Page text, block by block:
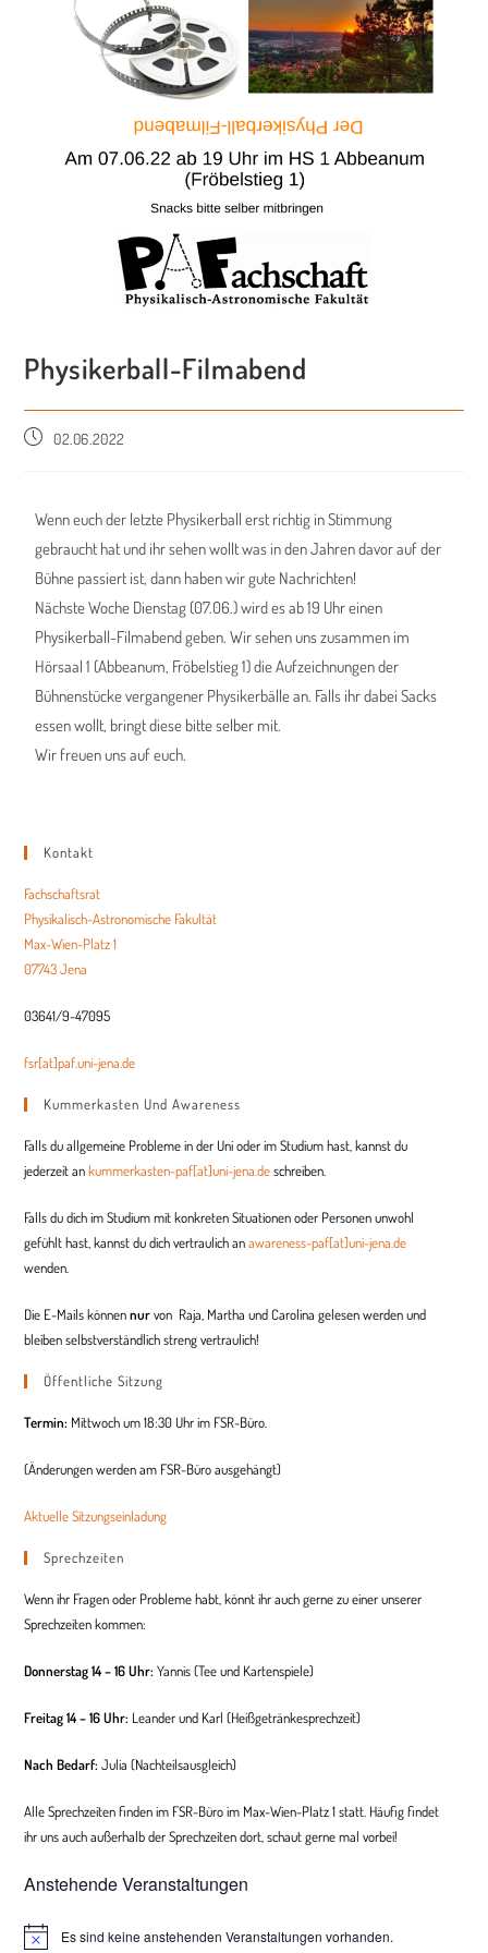
Physikerball-Filmabend
02.06.2022
Wenn euch der letzte Physikerball erst richtig in Stimmung
gebraucht hat und ihr sehen wollt was in den Jahren davor auf der
Bühne passiert ist, dann haben wir gute Nachrichten!
Nächste Woche Dienstag (07.06.) wird es ab 19 Uhr einen
Physikerball-Filmabend geben. Wir sehen uns zusammen im
Hörsaal 1 (Abbeanum, Fröbelstieg 1) die Aufzeichnungen der
Bühnenstücke vergangener Physikerbälle an. Falls ihr dabei Sacks
essen wollt, bringt diese bitte selber mit.
Wir freuen uns auf euch.
Kontakt
Fachschaftsrat
Physikalisch-Astronomische Fakultät
Max-Wien-Platz 1
07743 Jena
03641/9-47095
fsr[at]paf.uni-jena.de
Kummerkasten Und Awareness
Falls du allgemeine Probleme in der Uni oder im Studium hast, kannst du
jederzeit ankummerkasten-paf[at]uni-jena.deschreiben.
Falls du dich im Studium mit konkreten Situationen oder Personen unwohl
gefühlt hast, kannst du dich vertraulich anawareness-paf[at]uni-jena.de
wenden.
Die E-Mails könnennurvon Raja, Martha undCarolina gelesen werden und
bleiben selbstverständlich streng vertraulich!
Öffentliche Sitzung
Termin: Mittwoch um 18:30 Uhr im FSR-Büro.
(Änderungen werden am FSR-Büro ausgehängt)
Aktuelle Sitzungseinladung
Sprechzeiten
Wenn ihr Fragen oder Probleme habt, könnt ihr auch gerne zu einer unserer
Sprechzeiten kommen:
Donnerstag 14 – 16 Uhr:Yannis (Tee und Kartenspiele)
Freitag 14 – 16 Uhr: Leander und Karl (Heißgetränkesprechzeit)
Nach Bedarf: Julia (Nachteilsausgleich)
Alle Sprechzeiten finden im FSR-Büro im Max-Wien-Platz 1 statt. Häufig findet
ihr uns auch außerhalb der Sprechzeiten dort, schaut gerne mal vorbei!
Anstehende Veranstaltungen
H
Es sind keine anstehenden Veranstaltungen vorhanden.